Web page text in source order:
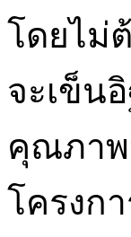
โดยไม่
จะเข็น
คุณภาพ
โครงก